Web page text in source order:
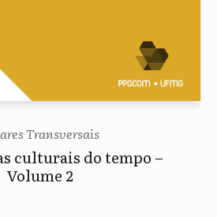
Transversais
culturais do tempo –
Volume 2